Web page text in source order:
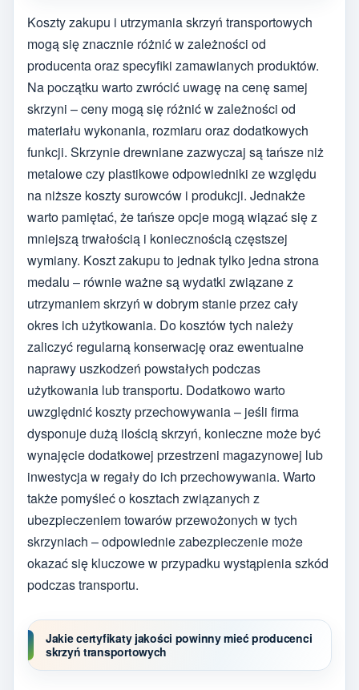
Koszty zakupu i utrzymania skrzyń transportowych
mogą się znacznie różnić w zależności od
producenta oraz specyfiki zamawianych produktów.
Na początku warto zwrócić uwagę na cenę samej
skrzyni – ceny mogą się różnić w zależności od
materiału wykonania, rozmiaru oraz dodatkowych
funkcji. Skrzynie drewniane zazwyczaj są tańsze niż
metalowe czy plastikowe odpowiedniki ze względu
na niższe koszty surowców i produkcji. Jednakże
warto pamiętać, że tańsze opcje mogą wiązać się z
mniejszą trwałością i koniecznością częstszej
wymiany. Koszt zakupu to jednak tylko jedna strona
medalu – równie ważne są wydatki związane z
utrzymaniem skrzyń w dobrym stanie przez cały
okres ich użytkowania. Do kosztów tych należy
zaliczyć regularną konserwację oraz ewentualne
naprawy uszkodzeń powstałych podczas
użytkowania lub transportu. Dodatkowo warto
uwzględnić koszty przechowywania – jeśli firma
dysponuje dużą ilością skrzyń, konieczne może być
wynajęcie dodatkowej przestrzeni magazynowej lub
inwestycja w regały do ich przechowywania. Warto
także pomyśleć o kosztach związanych z
ubezpieczeniem towarów przewożonych w tych
skrzyniach – odpowiednie zabezpieczenie może
okazać się kluczowe w przypadku wystąpienia szkód
podczas transportu.
Jakie certyfikaty jakości powinny mieć producenci
skrzyń transportowych